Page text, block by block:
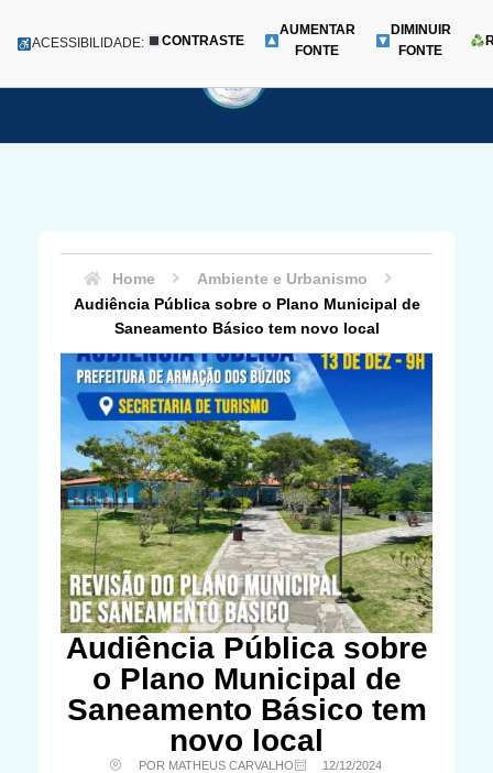
para
Menu
ACESSIBILIDADE: CONTRASTE
AUMENTAR
FONTE
DIMINUIR
FONTE
Home
Ambiente e Urbanismo
Audiência Pública sobre o Plano Municipal de
Saneamento Básico tem novo local
Audiência Pública sobre
o Plano Municipal de
Saneamento Básico tem
novo local
POR MATHEUS CARVALHO
12/12/2024